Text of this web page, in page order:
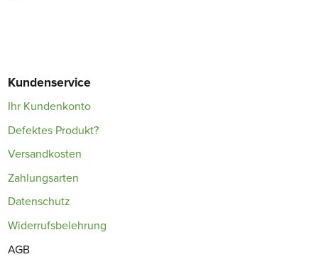
Kundenservice
Ihr Kundenkonto
Defektes Produkt?
Versandkosten
Zahlungsarten
Datenschutz
Widerrufsbelehrung
AGB